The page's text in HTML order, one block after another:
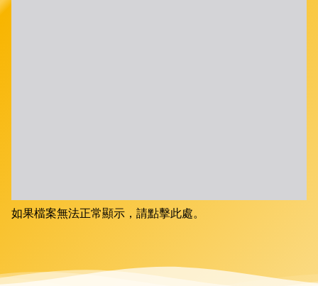
如果檔案無法正常顯示，請點擊此處。